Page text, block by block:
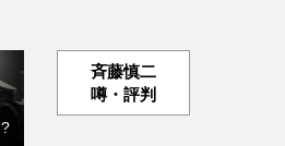
斉藤慎二
噂・評判